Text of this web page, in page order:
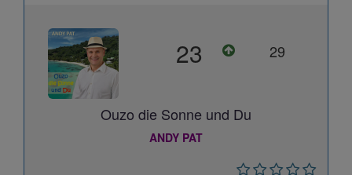
23 29
Ouzo die Sonne und Du
ANDY PAT